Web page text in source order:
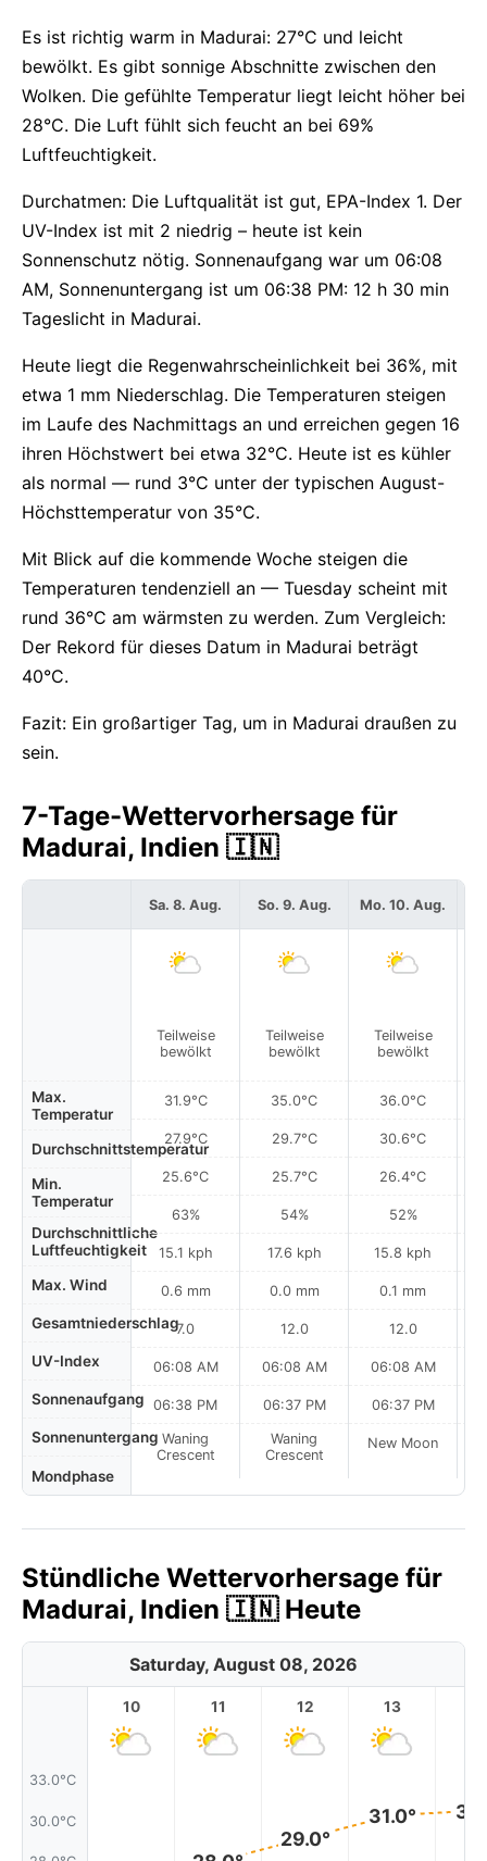
Es ist richtig warm in Madurai: 27°C und leicht
bewölkt. Es gibt sonnige Abschnitte zwischen den
Wolken. Die gefühlte Temperatur liegt leicht höher bei
28°C. Die Luft fühlt sich feucht an bei 69%
Luftfeuchtigkeit.
Durchatmen: Die Luftqualität ist gut, EPA-Index 1. Der
UV-Index ist mit 2 niedrig – heute ist kein
Sonnenschutz nötig. Sonnenaufgang war um 06:08
AM, Sonnenuntergang ist um 06:38 PM: 12 h 30 min
Tageslicht in Madurai.
Heute liegt die Regenwahrscheinlichkeit bei 36%, mit
etwa 1 mm Niederschlag. Die Temperaturen steigen
im Laufe des Nachmittags an und erreichen gegen 16
ihren Höchstwert bei etwa 32°C. Heute ist es kühler
als normal — rund 3°C unter der typischen August-
Höchsttemperatur von 35°C.
Mit Blick auf die kommende Woche steigen die
Temperaturen tendenziell an — Tuesday scheint mit
rund 36°C am wärmsten zu werden. Zum Vergleich:
Der Rekord für dieses Datum in Madurai beträgt
40°C.
Fazit: Ein großartiger Tag, um in Madurai draußen zu
sein.
7-Tage-Wettervorhersage für
Madurai, Indien 🇮🇳
Max.
Temperatur
Durchschnittstemperatur
Min.
Temperatur
Durchschnittliche
Luftfeuchtigkeit
Max. Wind
Gesamtniederschlag
UV-Index
Sonnenaufgang
Sonnenuntergang
Mondphase
Sa. 8. Aug.
Teilweise
bewölkt
31.9°C
27.9°C
25.6°C
63%
15.1 kph
0.6 mm
7.0
06:08 AM
06:38 PM
Waning
Crescent
So. 9. Aug.
Teilweise
bewölkt
35.0°C
29.7°C
25.7°C
54%
17.6 kph
0.0 mm
12.0
06:08 AM
06:37 PM
Waning
Crescent
Mo. 10. Aug.
Teilweise
bewölkt
36.0°C
30.6°C
26.4°C
52%
15.8 kph
0.1 mm
12.0
06:08 AM
06:37 PM
New Moon
Stündliche Wettervorhersage für
Madurai, Indien 🇮🇳 Heute
Saturday, August 08, 2026
33.0°C
30.0°C
10 11 12
29.0°
13
31.0°